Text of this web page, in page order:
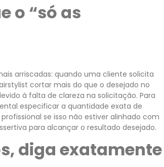
o “só as
arriscadas: quando uma cliente solicita
cortar mais do que o desejado no
à falta de clareza na solicitação. Para
especificar a quantidade exata de
se isso não estiver alinhado com
para alcançar o resultado desejado.
diga exatamente